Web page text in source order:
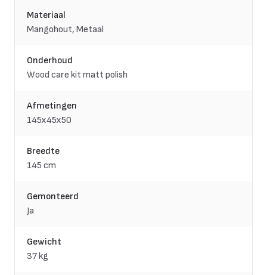
Materiaal
Mangohout, Metaal
Onderhoud
Wood care kit matt polish
Afmetingen
145x45x50
Breedte
145 cm
Gemonteerd
Ja
Gewicht
37 kg